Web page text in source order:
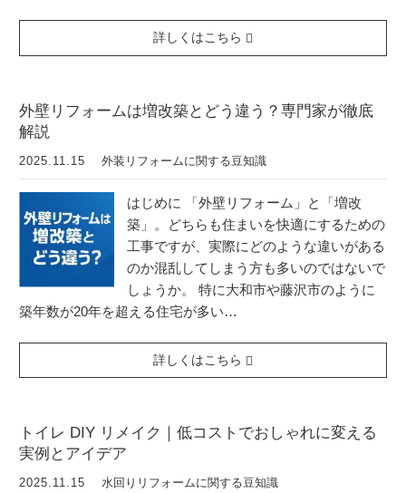
詳しくはこちら
外壁リフォームは増改築とどう違う？専門家が徹底
解説
2025.11.15 外装リフォームに関する豆知識
はじめに 「外壁リフォーム」と「増改
築」。どちらも住まいを快適にするための
工事ですが、実際にどのような違いがある
のか混乱してしまう方も多いのではないで
しょうか。 特に大和市や藤沢市のように
築年数が20年を超える住宅が多い…
詳しくはこちら
トイレ DIY リメイク｜低コストでおしゃれに変える
実例とアイデア
2025.11.15 水回りリフォームに関する豆知識